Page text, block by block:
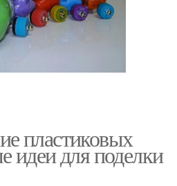
пластиковых
идеи для поделки